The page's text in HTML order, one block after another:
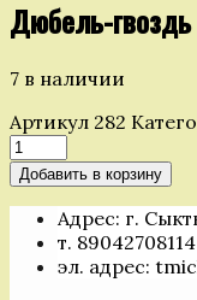
Дюбель-
7 в наличии
Артикул 282
Количество
товара
Дюбель-
гвоздь
8х60
Добавить в корзину
Адрес: г.
т.
эл. адрес: